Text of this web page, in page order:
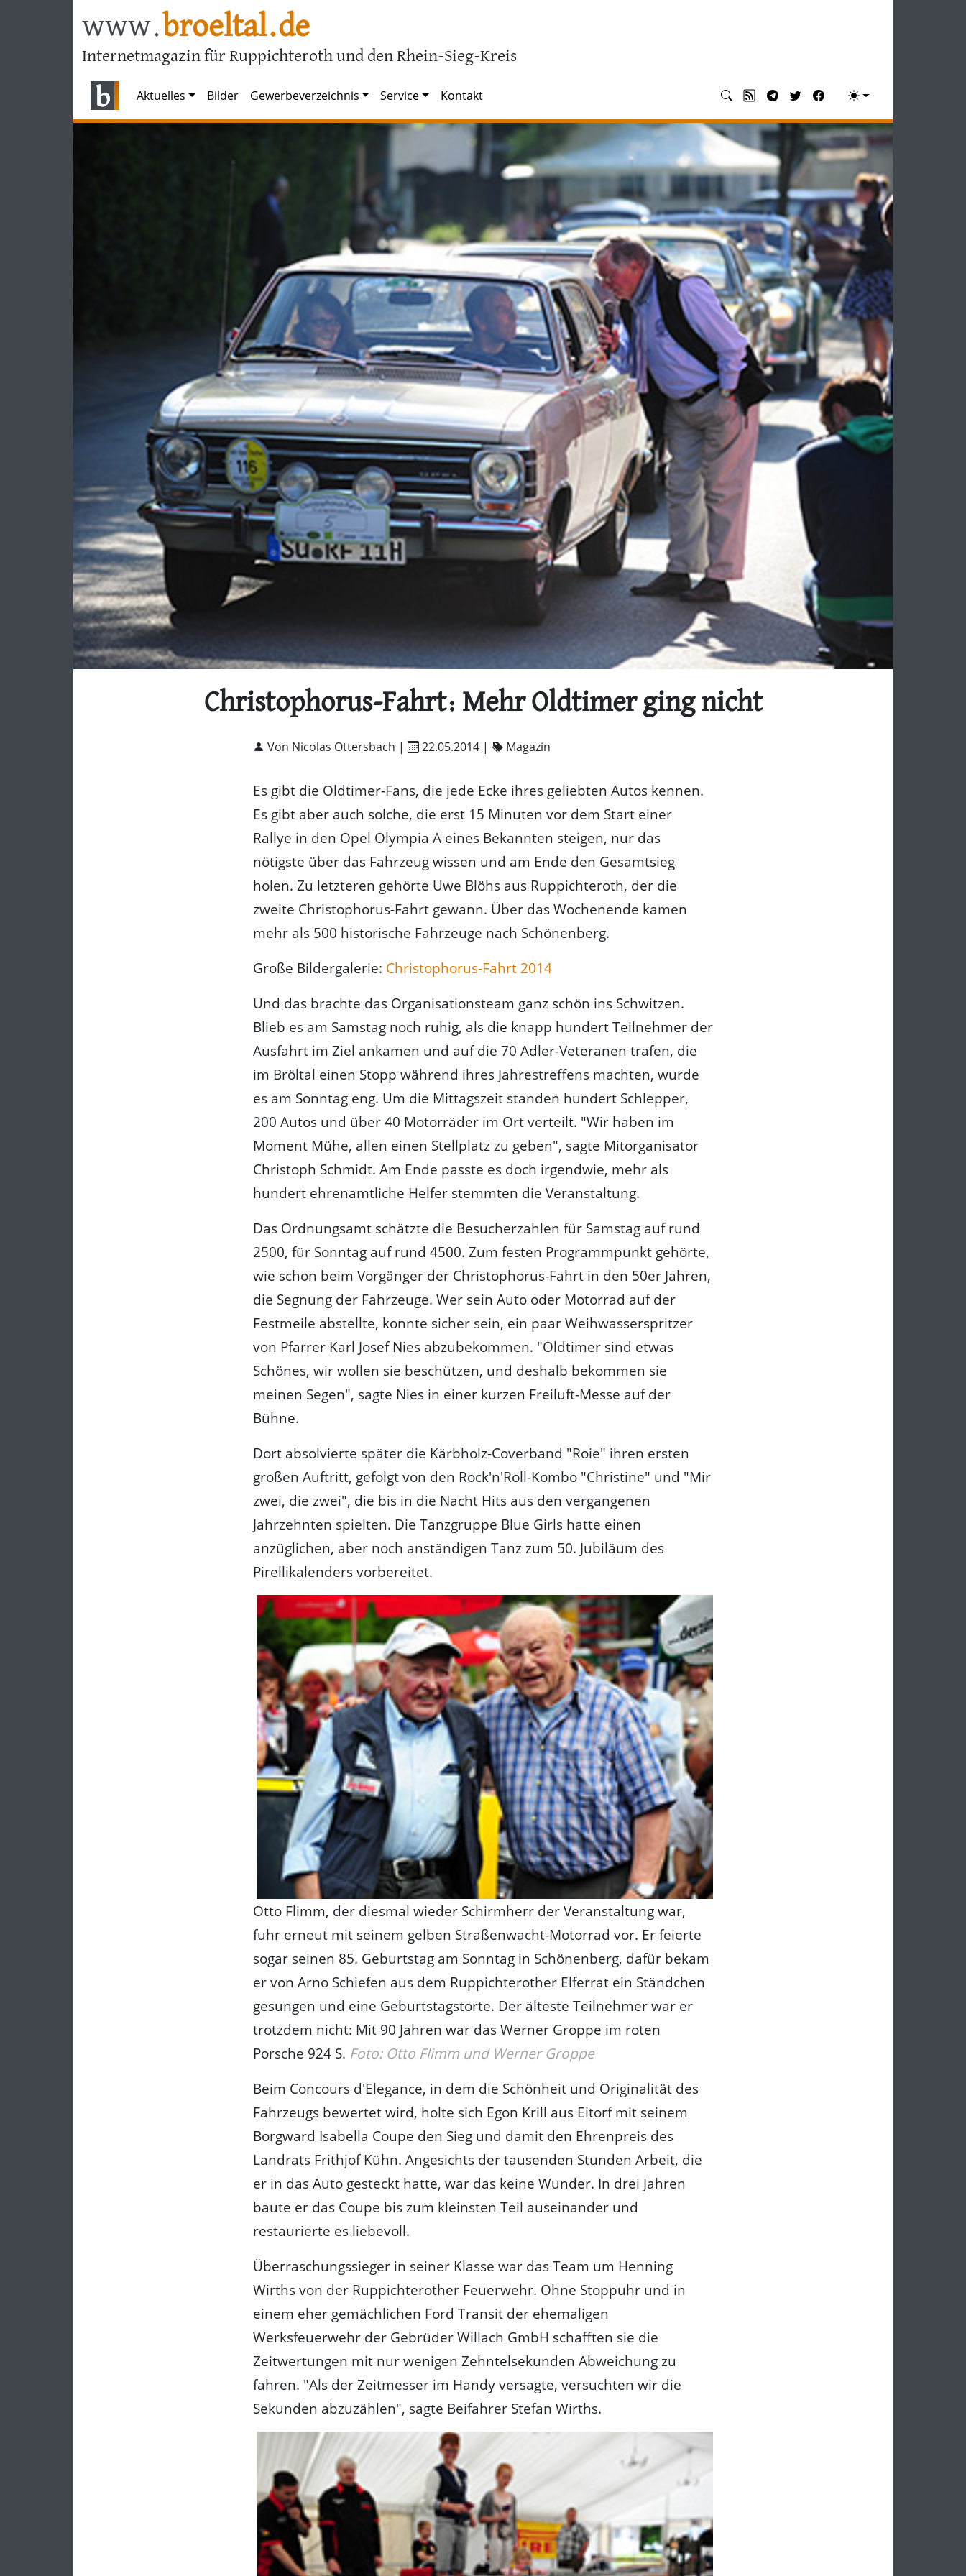
www.broeltal.de
Internetmagazin für Ruppichteroth und den Rhein-Sieg-Kreis
Aktuelles Bilder Gewerbeverzeichnis Service Kontakt
Christophorus-Fahrt: Mehr Oldtimer ging nicht
Von Nicolas Ottersbach | 22.05.2014 | Magazin
Es gibt die Oldtimer-Fans, die jede Ecke ihres geliebten Autos kennen.
Es gibt aber auch solche, die erst 15 Minuten vor dem Start einer
Rallye in den Opel Olympia A eines Bekannten steigen, nur das
nötigste über das Fahrzeug wissen und am Ende den Gesamtsieg
holen. Zu letzteren gehörte Uwe Blöhs aus Ruppichteroth, der die
zweite Christophorus-Fahrt gewann. Über das Wochenende kamen
mehr als 500 historische Fahrzeuge nach Schönenberg.
Große Bildergalerie: Christophorus-Fahrt 2014
Und das brachte das Organisationsteam ganz schön ins Schwitzen.
Blieb es am Samstag noch ruhig, als die knapp hundert Teilnehmer der
Ausfahrt im Ziel ankamen und auf die 70 Adler-Veteranen trafen, die
im Bröltal einen Stopp während ihres Jahrestreffens machten, wurde
es am Sonntag eng. Um die Mittagszeit standen hundert Schlepper,
200 Autos und über 40 Motorräder im Ort verteilt. "Wir haben im
Moment Mühe, allen einen Stellplatz zu geben", sagte Mitorganisator
Christoph Schmidt. Am Ende passte es doch irgendwie, mehr als
hundert ehrenamtliche Helfer stemmten die Veranstaltung.
Das Ordnungsamt schätzte die Besucherzahlen für Samstag auf rund
2500, für Sonntag auf rund 4500. Zum festen Programmpunkt gehörte,
wie schon beim Vorgänger der Christophorus-Fahrt in den 50er Jahren,
die Segnung der Fahrzeuge. Wer sein Auto oder Motorrad auf der
Festmeile abstellte, konnte sicher sein, ein paar Weihwasserspritzer
von Pfarrer Karl Josef Nies abzubekommen. "Oldtimer sind etwas
Schönes, wir wollen sie beschützen, und deshalb bekommen sie
meinen Segen", sagte Nies in einer kurzen Freiluft-Messe auf der
Bühne.
Dort absolvierte später die Kärbholz-Coverband "Roie" ihren ersten
großen Auftritt, gefolgt von den Rock'n'Roll-Kombo "Christine" und "Mir
zwei, die zwei", die bis in die Nacht Hits aus den vergangenen
Jahrzehnten spielten. Die Tanzgruppe Blue Girls hatte einen
anzüglichen, aber noch anständigen Tanz zum 50. Jubiläum des
Pirellikalenders vorbereitet.
Otto Flimm, der diesmal wieder Schirmherr der Veranstaltung war,
fuhr erneut mit seinem gelben Straßenwacht-Motorrad vor. Er feierte
sogar seinen 85. Geburtstag am Sonntag in Schönenberg, dafür bekam
er von Arno Schiefen aus dem Ruppichterother Elferrat ein Ständchen
gesungen und eine Geburtstagstorte. Der älteste Teilnehmer war er
trotzdem nicht: Mit 90 Jahren war das Werner Groppe im roten
Porsche 924 S. Foto: Otto Flimm und Werner Groppe
Beim Concours d'Elegance, in dem die Schönheit und Originalität des
Fahrzeugs bewertet wird, holte sich Egon Krill aus Eitorf mit seinem
Borgward Isabella Coupe den Sieg und damit den Ehrenpreis des
Landrats Frithjof Kühn. Angesichts der tausenden Stunden Arbeit, die
er in das Auto gesteckt hatte, war das keine Wunder. In drei Jahren
baute er das Coupe bis zum kleinsten Teil auseinander und
restaurierte es liebevoll.
Überraschungssieger in seiner Klasse war das Team um Henning
Wirths von der Ruppichterother Feuerwehr. Ohne Stoppuhr und in
einem eher gemächlichen Ford Transit der ehemaligen
Werksfeuerwehr der Gebrüder Willach GmbH schafften sie die
Zeitwertungen mit nur wenigen Zehntelsekunden Abweichung zu
fahren. "Als der Zeitmesser im Handy versagte, versuchten wir die
Sekunden abzuzählen", sagte Beifahrer Stefan Wirths.